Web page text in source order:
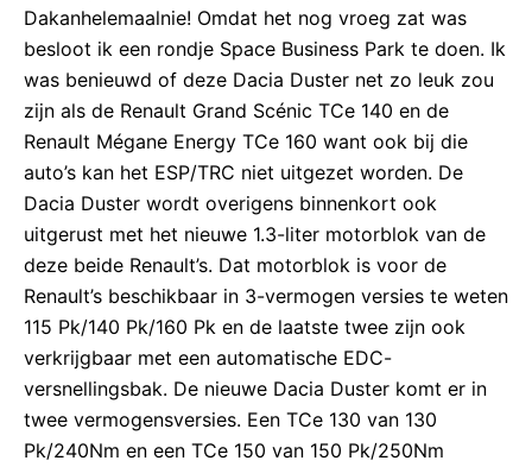
Dakanhelemaalnie! Omdat het nog vroeg zat was
besloot ik een rondje Space Business Park te doen. Ik
was benieuwd of deze Dacia Duster net zo leuk zou
zijn als de Renault Grand Scénic TCe 140 en de
Renault Mégane Energy TCe 160 want ook bij die
auto’s kan het ESP/TRC niet uitgezet worden. De
Dacia Duster wordt overigens binnenkort ook
uitgerust met het nieuwe 1.3-liter motorblok van de
deze beide Renault’s. Dat motorblok is voor de
Renault’s beschikbaar in 3-vermogen versies te weten
115 Pk/140 Pk/160 Pk en de laatste twee zijn ook
verkrijgbaar met een automatische EDC-
versnellingsbak. De nieuwe Dacia Duster komt er in
twee vermogensversies. Een TCe 130 van 130
Pk/240Nm en een TCe 150 van 150 Pk/250Nm